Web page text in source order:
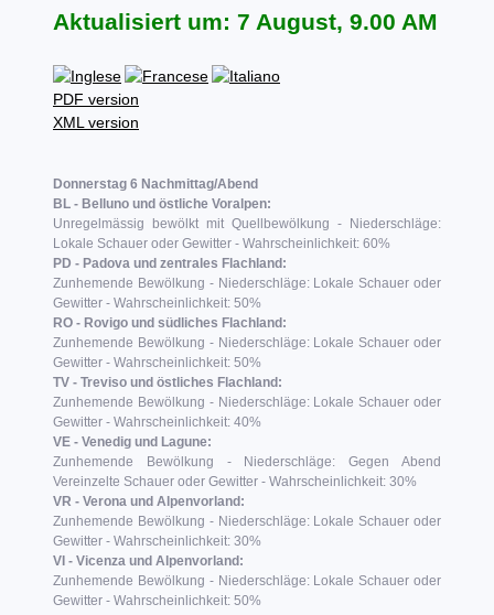
Dati e misure
Aktualisiert um: 7 August, 9.00 AM
PDF version
XML version
Donnerstag 6 Nachmittag/Abend
BL - Belluno und östliche Voralpen:
Unregelmässig bewölkt mit Quellbewölkung - Niederschläge:
Lokale Schauer oder Gewitter - Wahrscheinlichkeit: 60%
PD - Padova und zentrales Flachland:
Zunhemende Bewölkung - Niederschläge: Lokale Schauer oder
Gewitter - Wahrscheinlichkeit: 50%
RO - Rovigo und südliches Flachland:
Zunhemende Bewölkung - Niederschläge: Lokale Schauer oder
Gewitter - Wahrscheinlichkeit: 50%
TV - Treviso und östliches Flachland:
Zunhemende Bewölkung - Niederschläge: Lokale Schauer oder
Gewitter - Wahrscheinlichkeit: 40%
VE - Venedig und Lagune:
Zunhemende Bewölkung - Niederschläge: Gegen Abend
Vereinzelte Schauer oder Gewitter - Wahrscheinlichkeit: 30%
VR - Verona und Alpenvorland:
Zunhemende Bewölkung - Niederschläge: Lokale Schauer oder
Gewitter - Wahrscheinlichkeit: 30%
VI - Vicenza und Alpenvorland:
Zunhemende Bewölkung - Niederschläge: Lokale Schauer oder
Gewitter - Wahrscheinlichkeit: 50%